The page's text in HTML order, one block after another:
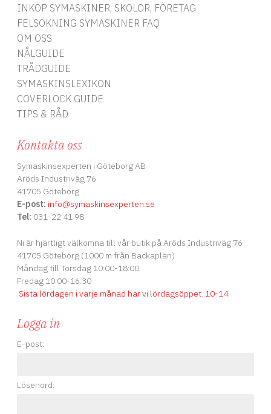
INKÖP SYMASKINER, SKOLOR, FÖRETAG
FELSÖKNING SYMASKINER FAQ
OM OSS
NÅLGUIDE
TRÅDGUIDE
SYMASKINSLEXIKON
COVERLOCK GUIDE
TIPS & RÅD
Kontakta oss
Symaskinsexperten i Göteborg AB
Aröds Industriväg 76
41705 Göteborg
E-post: info@symaskinsexperten.se
Tel: 031-22 41 98
Ni är hjärtligt välkomna till vår butik på Aröds Industriväg 76
41705 Göteborg (1000 m från Backaplan)
Måndag till Torsdag 10:00-18:00
Fredag 10:00-16:30
Sista lördagen i varje månad har vi lördagsöppet. 10-14
Logga in
E-post:
Lösenord: